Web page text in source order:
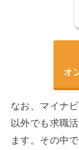
オ
なお、マイナ
以外でも求職
ます。その中